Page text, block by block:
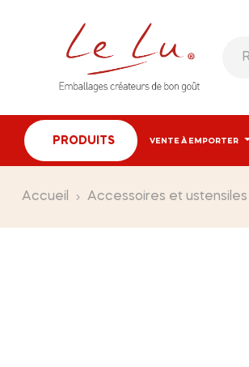
PRODUITS VENTE À EMPORTER
Accueil Accessoires et